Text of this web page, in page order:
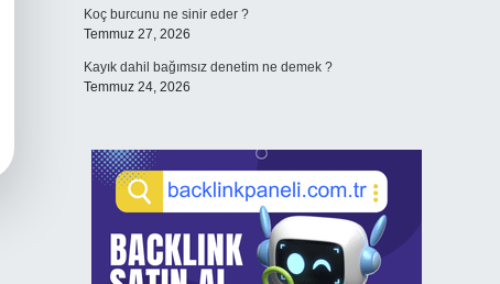
Koç burcunu ne sinir eder ?
Temmuz 27, 2026
Kayık dahil bağımsız denetim ne demek ?
Temmuz 24, 2026